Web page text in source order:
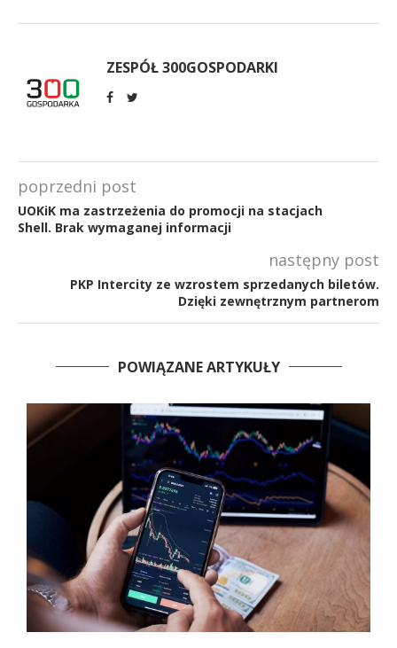
ZESPÓŁ 300GOSPODARKI
poprzedni post
UOKiK ma zastrzeżenia do promocji na stacjach
Shell. Brak wymaganej informacji
następny post
PKP Intercity ze wzrostem sprzedanych biletów.
Dzięki zewnętrznym partnerom
POWIĄZANE ARTYKUŁY